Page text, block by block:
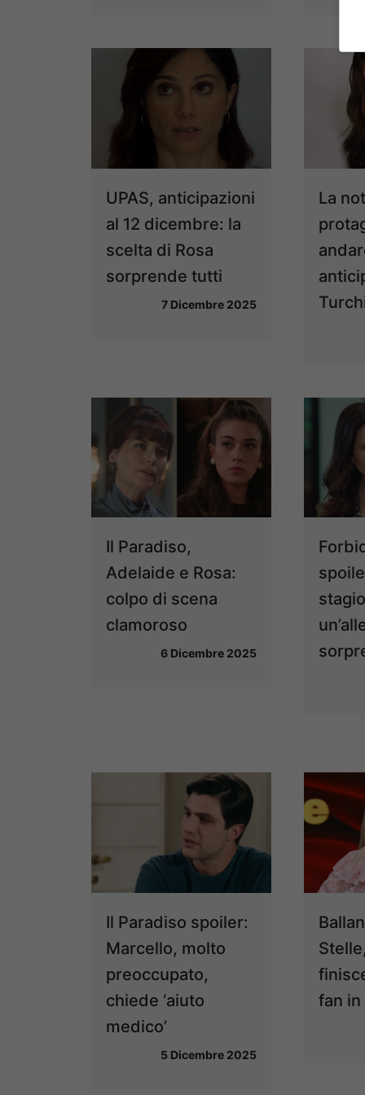
UPAS, anticipazioni
al 12 dicembre: la
scelta di Rosa
sorprende tutti
7 Dicembre 2025
La
Il Paradiso,
Adelaide e Rosa:
colpo di scena
clamoroso
6 Dicembre 2025
Il Paradiso spoiler:
Marcello, molto
preoccupato,
chiede ‘aiuto
medico’
5 Dicembre 2025
fan in